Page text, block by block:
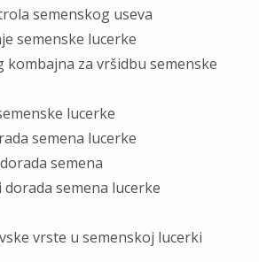
semenskog useva
semenske lucerke
kombajna za vršidbu semenske
lucerke
semena lucerke
semena
dorada semena lucerke
vrste u semenskoj lucerki